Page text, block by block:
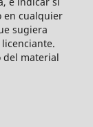
en cualquier
sugiera
del material